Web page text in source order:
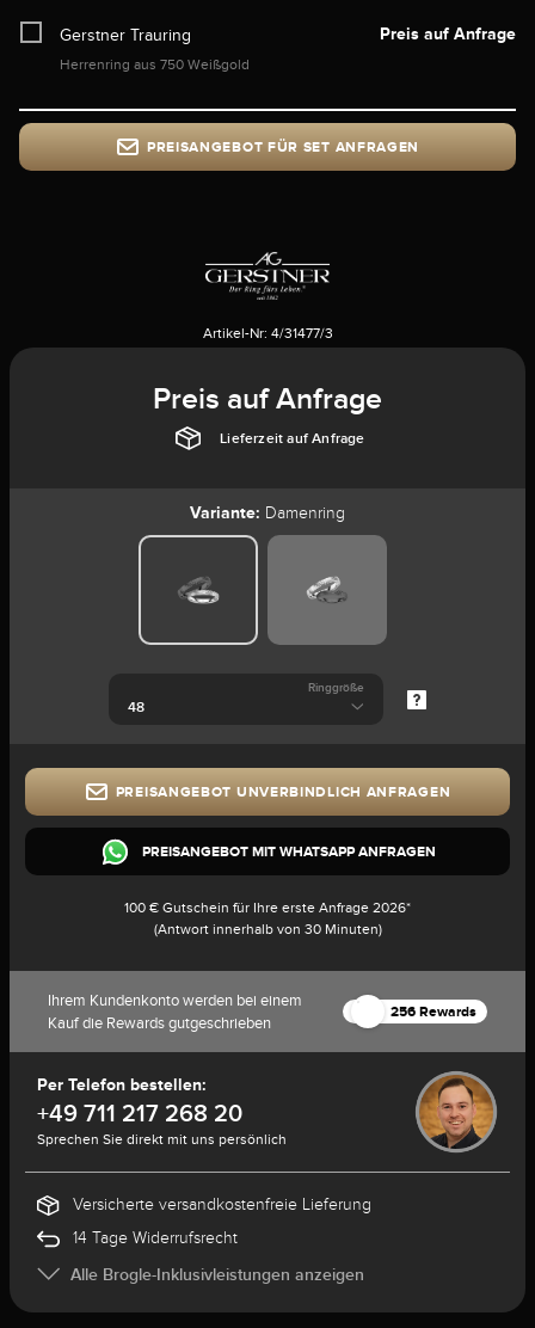
Gerstner Trauring
Herrenring aus 750 Weißgold
Preis auf Anfrage
PREISANGEBOT FÜR SET ANFRAGEN
Artikel-Nr: 4/31477/3
Preis auf Anfrage
Lieferzeit auf Anfrage
Variante: Damenring
Ringgröße
PREISANGEBOT UNVERBINDLICH ANFRAGEN
PREISANGEBOT MIT WHATSAPP ANFRAGEN
100 € Gutschein für Ihre erste Anfrage 2026*
(Antwort innerhalb von 30 Minuten)
Ihrem Kundenkonto werden bei einem
Kauf die Rewards gutgeschrieben
256 Rewards
Per Telefon bestellen:
+49 711 217 268 20
Sprechen Sie direkt mit uns persönlich
Versicherte versandkostenfreie Lieferung
14 Tage Widerrufsrecht
Alle Brogle-Inklusivleistungen anzeigen